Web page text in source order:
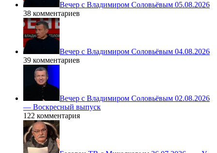
Вечер с Владимиром Соловьёвым 05.08.2026
38 комментариев
Вечер с Владимиром Соловьёвым 04.08.2026
39 комментариев
Вечер с Владимиром Соловьёвым 02.08.2026
— Воскресный выпуск
122 комментария